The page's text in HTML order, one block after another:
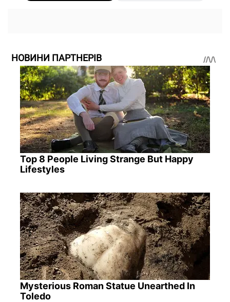
НОВИНИ ПАРТНЕРІВ
Top 8 People Living Strange But Happy
Lifestyles
Mysterious Roman Statue Unearthed In
Toledo